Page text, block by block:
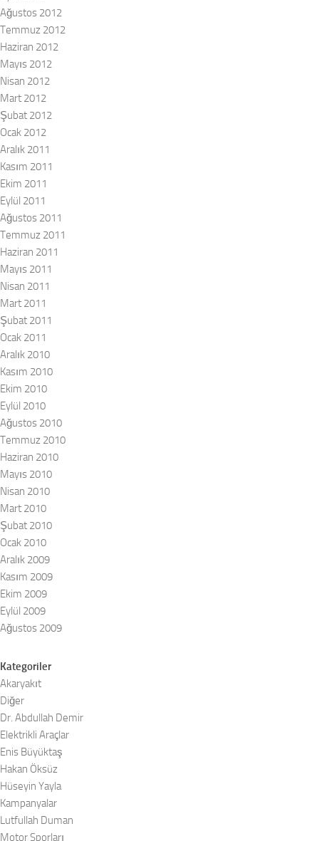
Ağustos 2012
Temmuz 2012
Haziran 2012
Mayıs 2012
Nisan 2012
Mart 2012
Şubat 2012
Ocak 2012
Aralık 2011
Kasım 2011
Ekim 2011
Eylül 2011
Ağustos 2011
Temmuz 2011
Haziran 2011
Mayıs 2011
Nisan 2011
Mart 2011
Şubat 2011
Ocak 2011
Aralık 2010
Kasım 2010
Ekim 2010
Eylül 2010
Ağustos 2010
Temmuz 2010
Haziran 2010
Mayıs 2010
Nisan 2010
Mart 2010
Şubat 2010
Ocak 2010
Aralık 2009
Kasım 2009
Ekim 2009
Eylül 2009
Ağustos 2009
Kategoriler
Akaryakıt
Diğer
Dr. Abdullah Demir
Elektrikli Araçlar
Enis Büyüktaş
Hakan Öksüz
Hüseyin Yayla
Kampanyalar
Lutfullah Duman
Motor Sporları